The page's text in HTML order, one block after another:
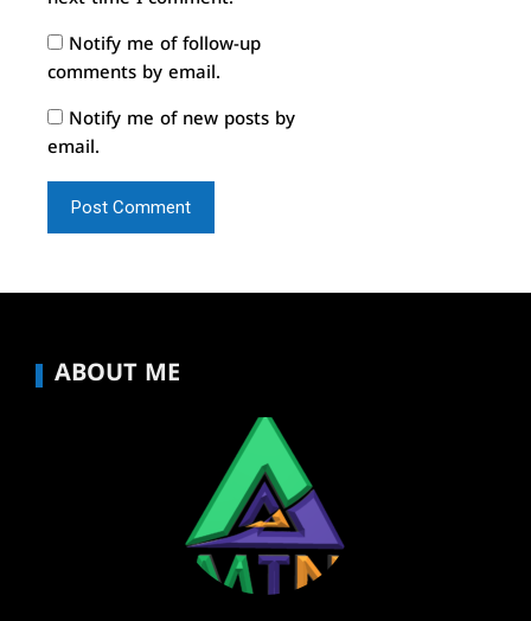
Notify me of follow-up
comments by email.
Notify me of new posts by
email.
ABOUT ME